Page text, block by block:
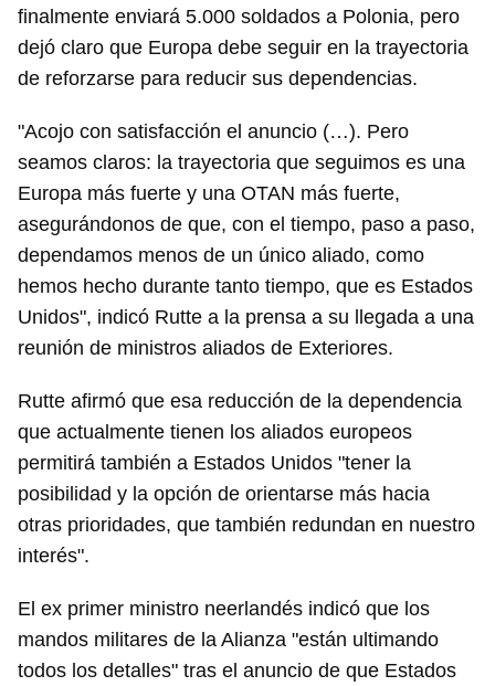
finalmente enviará 5.000 soldados a Polonia, pero
dejó claro que Europa debe seguir en la trayectoria
de reforzarse para reducir sus dependencias.
"Acojo con satisfacción el anuncio (…). Pero
seamos claros: la trayectoria que seguimos es una
Europa más fuerte y una OTAN más fuerte,
asegurándonos de que, con el tiempo, paso a paso,
dependamos menos de un único aliado, como
hemos hecho durante tanto tiempo, que es Estados
Unidos", indicó Rutte a la prensa a su llegada a una
reunión de ministros aliados de Exteriores.
Rutte afirmó que esa reducción de la dependencia
que actualmente tienen los aliados europeos
permitirá también a Estados Unidos "tener la
posibilidad y la opción de orientarse más hacia
otras prioridades, que también redundan en nuestro
interés".
El ex primer ministro neerlandés indicó que los
mandos militares de la Alianza "están ultimando
todos los detalles" tras el anuncio de que Estados